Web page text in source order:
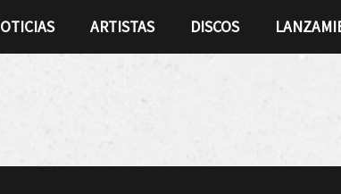
ARTISTAS DISCOS